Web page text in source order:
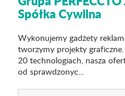
Spółka Cywilna
Wykonujemy gadżety
tworzymy projekty
20 technologiach, nasza
od sprawdzonyc...